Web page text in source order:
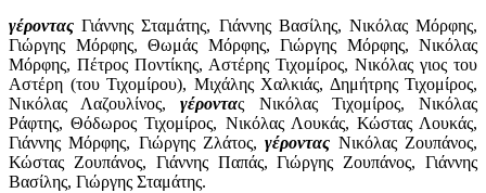
γέροντας Γιάννης Σταμάτης, Γιάννης Βασίλης, Νικόλας Μόρφης,
Γιώργης Μόρφης, Θωμάς Μόρφης, Γιώργης Μόρφης, Νικόλας
Μόρφης, Πέτρος Ποντίκης, Αστέρης Τιχομίρος, Νικόλας γιος του
Αστέρη (του Τιχομίρου), Μιχάλης Χαλκιάς, Δημήτρης Τιχομίρος,
Νικόλας Λαζουλίνος,γέροντας Νικόλας Τιχομίρος, Νικόλας
Ράφτης, Θόδωρος Τιχομίρος, Νικόλας Λουκάς, Κώστας Λουκάς,
Γιάννης Μόρφης, Γιώργης Ζλάτος,γέροντας Νικόλας Ζουπάνος,
Κώστας Ζουπάνος, Γιάννης Παπάς, Γιώργης Ζουπάνος, Γιάννης
Βασίλης, Γιώργης Σταμάτης.